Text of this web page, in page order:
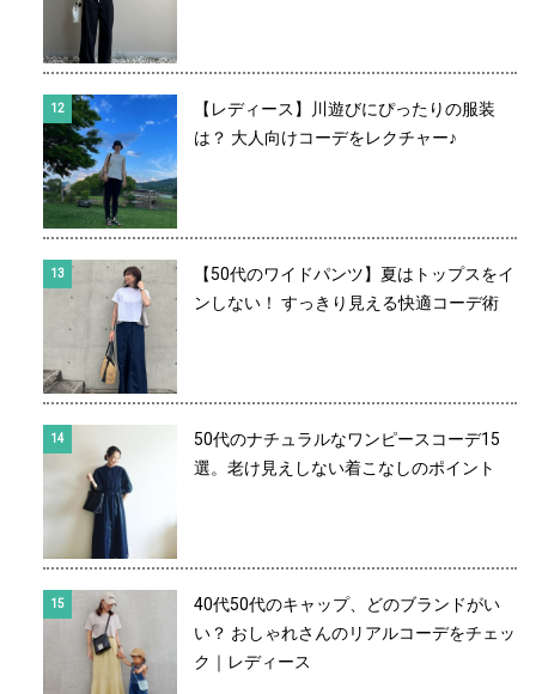
【レディース】川遊びにぴったりの服装
は？ 大人向けコーデをレクチャー♪
【50代のワイドパンツ】夏はトップスをイ
ンしない！ すっきり見える快適コーデ術
50代のナチュラルなワンピースコーデ15
選。老け見えしない着こなしのポイント
40代50代のキャップ、どのブランドがい
い？ おしゃれさんのリアルコーデをチェッ
ク｜レディース